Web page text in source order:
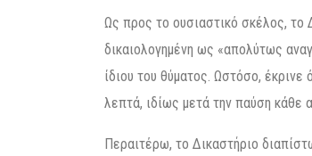
Ως προς το ουσιαστικό σκέλος, το
δικαιολογημένη ως «απολύτως
ίδιου του θύματος. Ωστόσο,
λεπτά, ιδίως μετά την παύση κάθε
Περαιτέρω, το Δικαστήριο